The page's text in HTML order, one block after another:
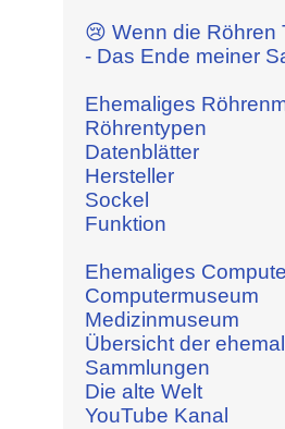
😢 Wenn die Röhren
- Das Ende meiner
Ehemaliges
Röhrentypen
Datenblätter
Hersteller
Sockel
Funktion
Ehemaliges
Computermuseum
Medizinmuseum
Übersicht der
Sammlungen
Die alte Welt
YouTube Kanal